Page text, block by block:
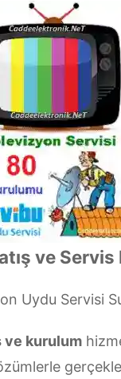
ve
Uydu Servisi
ve kurulum